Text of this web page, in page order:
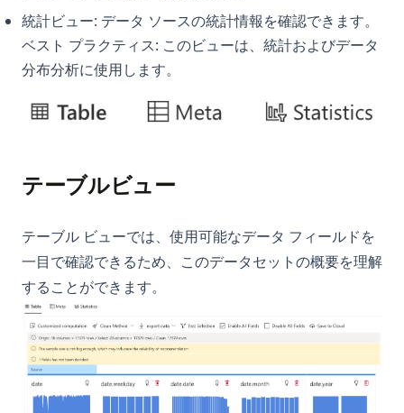
これらのデータ モデリング ツールを試してみたので、これが私
のレビューです
妥協なし - トップ データ品質ツールのレビュー
ニック
Windows のキーボードショートカット：ファーストルック
安定! Stable Diffusion プロンプトを簡単に書く方法
clustering-visualization
customer-hosted-looker
data-visualization-oil-and-gas-industry
data-wrangling
distributed-database-vs-database-plus
dynamic-data-visualization
The Truth About ChatGPT and Plagiarism: Everything You
Need to Know
Top 10 Open Source ChatGPT Alternatives & How to Use
Them
Top 11 Auto GPT Examples that You Cannot Miss Out
Unleashing the Power of AutoGPT Plugins: A
Unraveling the 'ChatGPT Something Went Wrong'
Conundrum: Your Ultimate Troubleshooting Guide
Visual ChatGPT: Generate and Manipulate Images through
Multi-Modal Interactions
Visual ChatGPT：マルチモーダルインタラクションを通じた画
像の生成と操作
What Does GPT Stand For In Chat GPT? Explained in 1 Min
Python collections モジュール解説: Counter / defaultdict /
deque / namedtuple ガイド
Python defaultdict: Simplify Dictionary Operations with
Default Values
Python defaultdict：デフォルト値で辞書操作をシンプルにす
Literals
ド
Python heapq: Priority Queues and Heap Operations Made
Simple
Python heapq：優先度キューとヒープ操作をシンプルに
Python itertools: Complete Guide to Iterator Building Blocks
Python map() Function: Transform Iterables with Examples
Python map()関数：例で学ぶイテラブルの変換
統計ビュー: データ ソースの統計情報を確認できます。
ベスト プラクティス: このビューは、統計およびデータ
分布分析に使用します。
テーブルビュー
テーブル ビューでは、使用可能なデータ フィールドを
一目で確認できるため、このデータセットの概要を理解
することができます。